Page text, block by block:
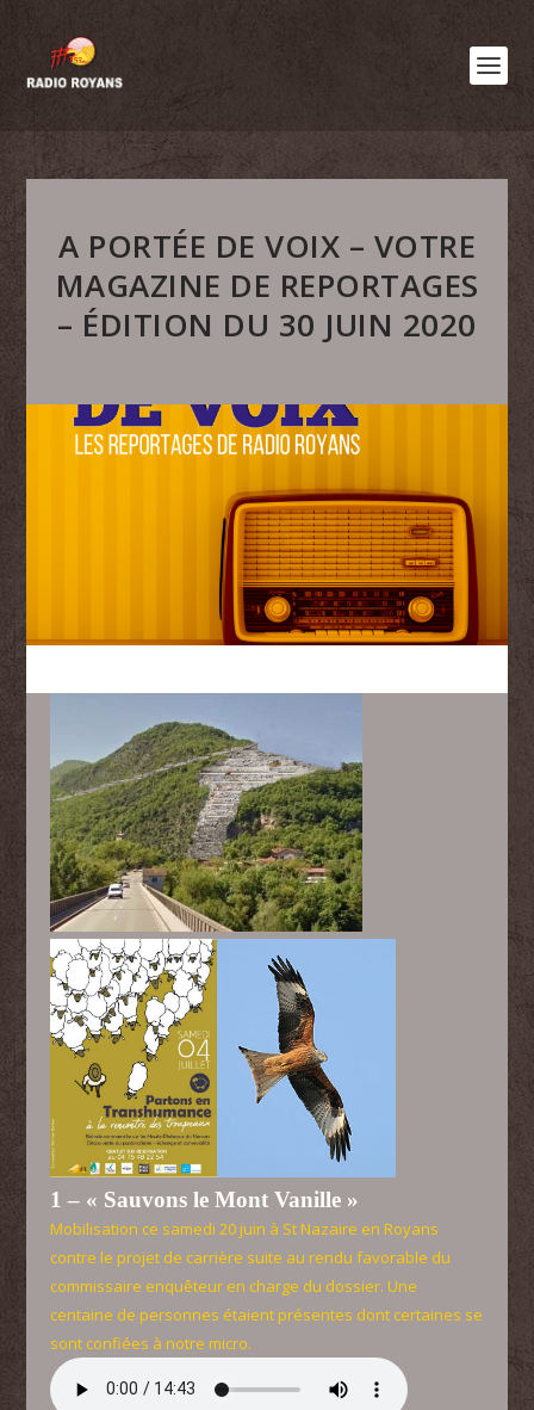
A PORTÉE DE VOIX – VOTRE
MAGAZINE DE REPORTAGES
– ÉDITION DU 30 JUIN 2020
1 – « Sauvons le Mont Vanille »
Mobilisation ce samedi 20 juin à St Nazaire en Royans
contre le projet de carrière suite au rendu favorable du
commissaire enquêteur en charge du dossier. Une
centaine de personnes étaient présentes dont certaines se
sont confiées à notre micro.